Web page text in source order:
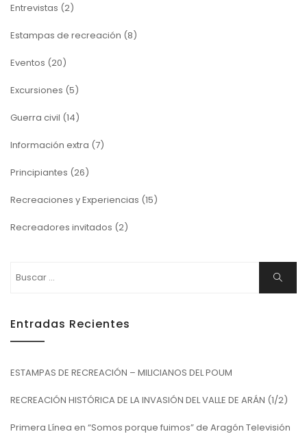
Entrevistas (2)
Estampas de recreación (8)
Eventos (20)
Excursiones (5)
Guerra civil (14)
Información extra (7)
Principiantes (26)
Recreaciones y Experiencias (15)
Recreadores invitados (2)
Buscar
Entradas Recientes
ESTAMPAS DE RECREACIÓN – MILICIANOS DEL POUM
RECREACIÓN HISTÓRICA DE LA INVASIÓN DEL VALLE DE ARÁN (1/2)
Primera Línea en “Somos porque fuimos” de Aragón Televisión